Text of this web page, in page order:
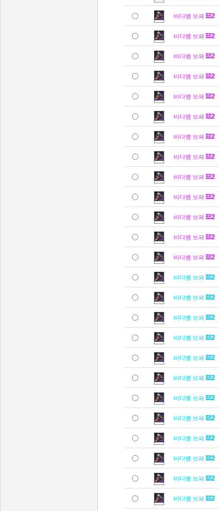
바다뱀 보패
바다뱀 보패
바다뱀 보패
바다뱀 보패
바다뱀 보패
바다뱀 보패
바다뱀 보패
바다뱀 보패
바다뱀 보패
바다뱀 보패
바다뱀 보패
바다뱀 보패
바다뱀 보패
바다뱀 보패
바다뱀 보패
바다뱀 보패
바다뱀 보패
바다뱀 보패
바다뱀 보패
바다뱀 보패
바다뱀 보패
바다뱀 보패
바다뱀 보패
바다뱀 보패
바다뱀 보패